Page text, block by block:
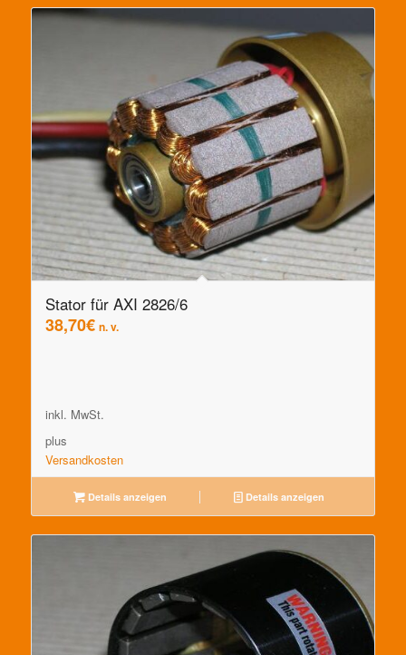
Stator für AXI 2826/6
38,70€ n. v.
inkl. MwSt.
plus
Versandkosten
Details anzeigen Details anzeigen